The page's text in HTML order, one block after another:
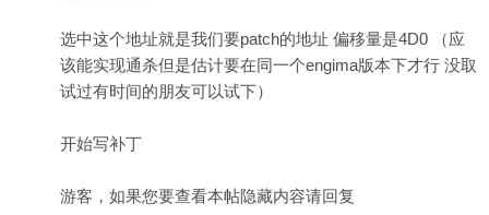
选中这个地址就是我们要patch的地址 偏移量是4D0 （应
该能实现通杀但是估计要在同一个engima版本下才行 没取
试过有时间的朋友可以试下）
开始写补丁
游客，如果您要查看本帖隐藏内容请回复